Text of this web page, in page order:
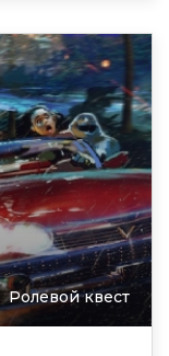
Ролевой квест